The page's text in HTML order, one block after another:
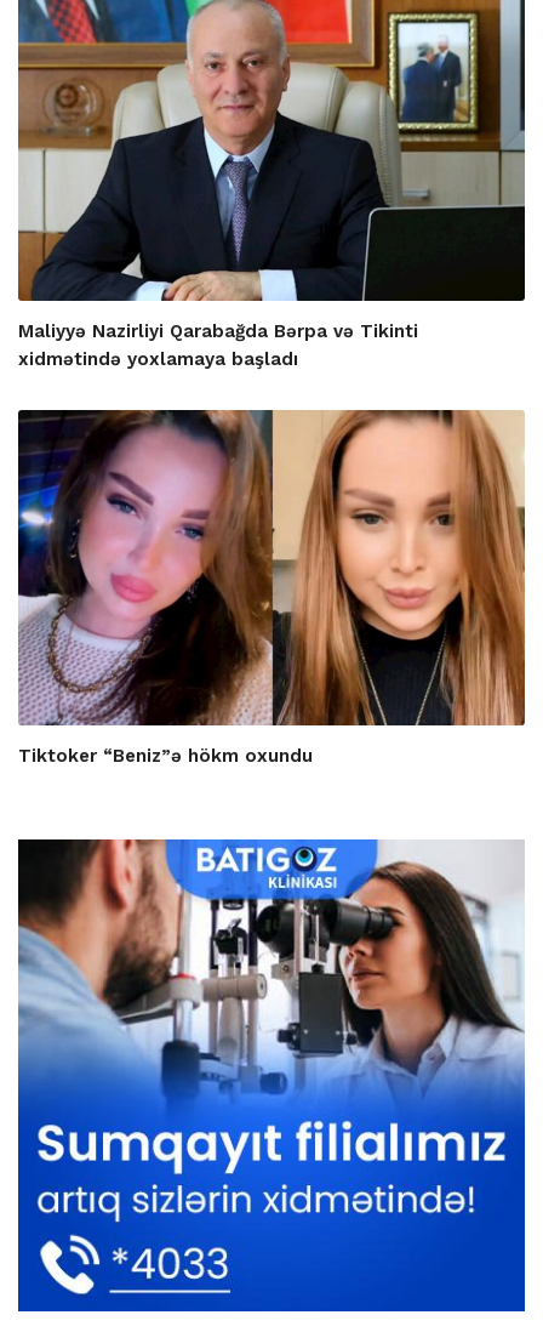
Maliyyə Nazirliyi Qarabağda Bərpa və Tikinti
xidmətində yoxlamaya başladı
Tiktoker “Beniz”ə hökm oxundu